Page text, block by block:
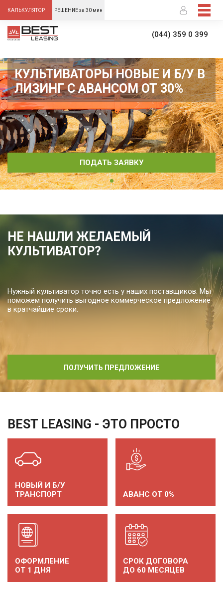
КАЛЬКУЛЯТОР РЕШЕНИЕ за 30 мин
(044) 359 0 399
КУЛЬТИВАТОРЫ НОВЫЕ И Б/У В
ЛИЗИНГ С АВАНСОМ ОТ 30%
ПОДАТЬ ЗАЯВКУ
НЕ НАШЛИ ЖЕЛАЕМЫЙ
КУЛЬТИВАТОР?
Нужный культиватор точно есть у наших поставщиков. Мы
поможем получить выгодное коммерческое предложение
в кратчайшие сроки.
ПОЛУЧИТЬ ПРЕДЛОЖЕНИЕ
BEST LEASING - ЭТО ПРОСТО
НОВЫЙ И Б/У
ТРАНСПОРТ
АВАНС ОТ 0%
ОФОРМЛЕНИЕ
ОТ 1 ДНЯ
СРОК ДОГОВОРА
ДО 60 МЕСЯЦЕВ